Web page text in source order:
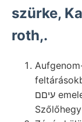
szürke,
roth,.
עיםם emeletbe sűrün destillalum. eredményre